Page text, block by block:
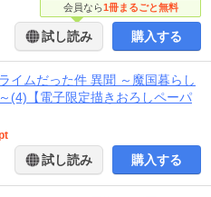
会員なら1冊まるごと無料
試し読み 購入する
イムだった件 異聞 ～魔国暮らし
(4)【電子限定描きおろしペーパ
試し読み 購入する